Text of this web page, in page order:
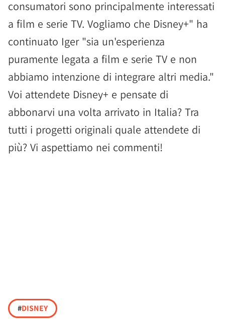
consumatori sono principalmente interessati
a film e serie TV. Vogliamo che Disney+" ha
continuato Iger "sia un'esperienza
puramente legata a film e serie TV e non
abbiamo intenzione di integrare altri media."
Voi attendete Disney+ e pensate di
abbonarvi una volta arrivato in Italia? Tra
tutti i progetti originali quale attendete di
più? Vi aspettiamo nei commenti!
#DISNEY